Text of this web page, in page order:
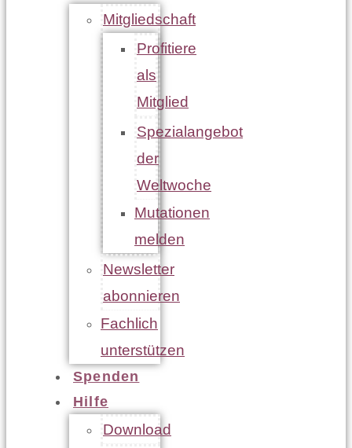
Mitgliedschaft
Profitiere
als
Mitglied
Spezialangebot
der
Weltwoche
Mutationen
melden
Newsletter
abonnieren
Fachlich
unterstützen
Spenden
Hilfe
Download